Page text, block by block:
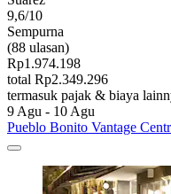
9,6/10
Sempurna
(88 ulasan)
Rp1.974.198
total Rp2.349.296
termasuk pajak & biaya
9 Agu - 10 Agu
Pueblo Bonito Vantage